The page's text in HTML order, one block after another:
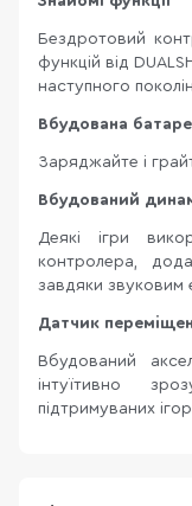
Бездротовий
функцій від
наступного
Вбудована
Заряджайте і
Вбудований
Деякі ігри
контролера,
завдяки звуковим
Датчик
Вбудований
інтуїтивно
підтримуваних